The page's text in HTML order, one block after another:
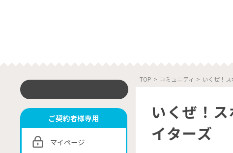
ご契約者様専用
マイページ
TOP > コミュニティ > いくぜ！
いくぜ！
イターズ